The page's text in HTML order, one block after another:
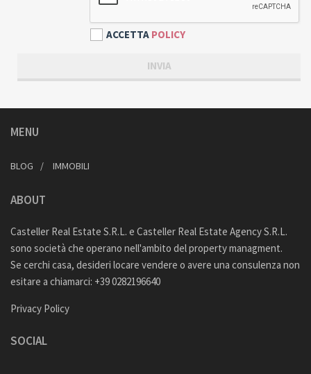
ACCETTA POLICY
MENU
BLOG IMMOBILI
ABOUT
Casteller Real Estate S.R.L. e Casteller Real Estate Agency S.R.L.
sono società che operano nell'ambito del property managment.
Se cerchi casa, desideri locare vendere o avere una consulenza non
esitare a chiamarci: +39 0282196640
Privacy Policy
SOCIAL